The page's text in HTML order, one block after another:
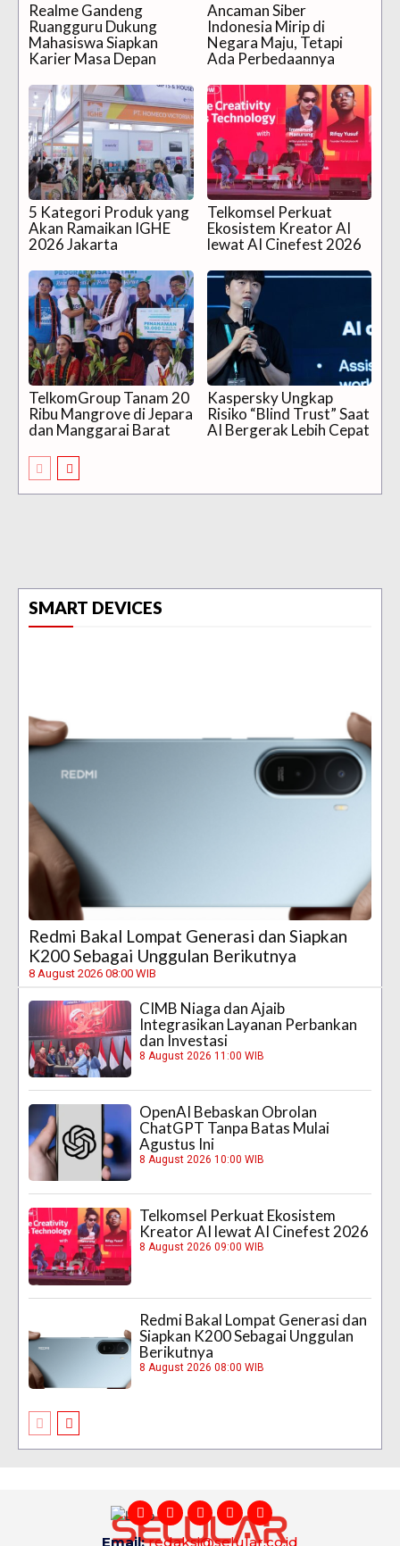
Realme Gandeng
Ruangguru Dukung
Mahasiswa Siapkan
Karier Masa Depan
Ancaman Siber
Indonesia Mirip di
Negara Maju, Tetapi
Ada Perbedaannya
5 Kategori Produk yang
Akan Ramaikan IGHE
2026 Jakarta
Telkomsel Perkuat
Ekosistem Kreator AI
lewat AI Cinefest 2026
TelkomGroup Tanam 20
Ribu Mangrove di Jepara
dan Manggarai Barat
Kaspersky Ungkap
Risiko “Blind Trust” Saat
AI Bergerak Lebih Cepat
SMART DEVICES
Redmi Bakal Lompat Generasi dan Siapkan
K200 Sebagai Unggulan Berikutnya
8 August 2026 08:00 WIB
CIMB Niaga dan Ajaib
Integrasikan Layanan Perbankan
dan Investasi
8 August 2026 11:00 WIB
OpenAI Bebaskan Obrolan
ChatGPT Tanpa Batas Mulai
Agustus Ini
8 August 2026 10:00 WIB
Telkomsel Perkuat Ekosistem
Kreator AI lewat AI Cinefest 2026
8 August 2026 09:00 WIB
Redmi Bakal Lompat Generasi dan
Siapkan K200 Sebagai Unggulan
Berikutnya
8 August 2026 08:00 WIB
Email:redaksi@selular.co.id